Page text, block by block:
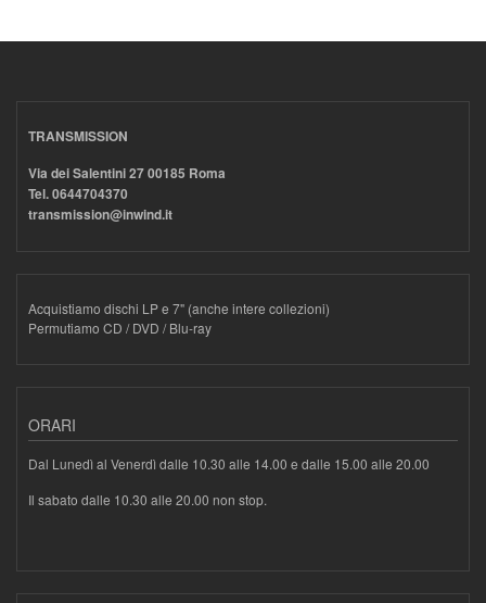
TRANSMISSION
Via dei Salentini 27 00185 Roma
Tel. 0644704370
transmission@inwind.it
Acquistiamo dischi LP e 7" (anche intere collezioni)
Permutiamo CD / DVD / Blu-ray
ORARI
Dal Lunedì al Venerdì dalle 10.30 alle 14.00 e dalle 15.00 alle 20.00
Il sabato dalle 10.30 alle 20.00 non stop.